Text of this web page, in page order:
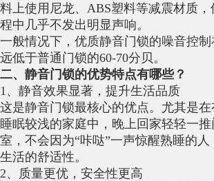
料上使用尼龙、ABS塑料等减震材质
程中几乎不发出明显声响。
一般情况下，优质静音门锁的噪音控制
远低于普通门锁的60-70分贝。
二、静音门锁的优势特点有哪些？
1、静音效果显著，提升生活品质
这是静音门锁最核心的优点。尤其是
睡眠较浅的家庭中，晚上回家轻轻一
室，不会因为“咔哒”一声惊醒熟睡的
生活的舒适性。
2、质量更优，安全性更高